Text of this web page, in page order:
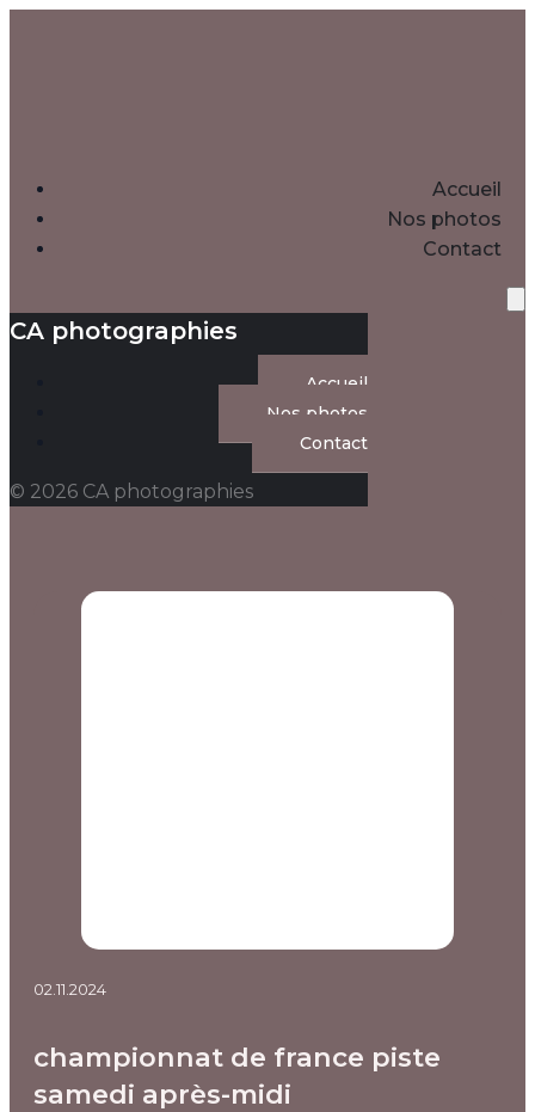
Accueil
Nos photos
Contact
CA photographies
Accueil
Nos photos
Contact
© 2026 CA photographies
02.11.2024
championnat de france piste
samedi après-midi